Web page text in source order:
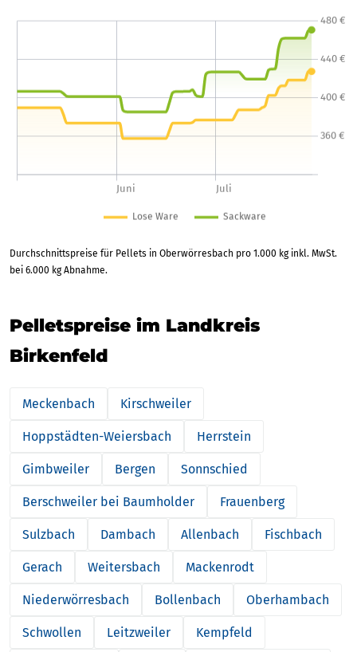
Durchschnittspreise für Pellets in Oberwörresbach pro 1.000 kg inkl. MwSt.
bei 6.000 kg Abnahme.
Pelletspreise im Landkreis
Birkenfeld
Meckenbach Kirschweiler
Hoppstädten-Weiersbach Herrstein
Gimbweiler Bergen Sonnschied
Berschweiler bei Baumholder Frauenberg
Sulzbach Dambach Allenbach Fischbach
Gerach Weitersbach Mackenrodt
Niederwörresbach Bollenbach Oberhambach
Schwollen Leitzweiler Kempfeld